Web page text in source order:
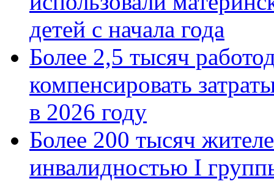
детей с начала года
Более 2,5 тысяч
компенсировать
в 2026 году
Более 200 тысяч
инвалидностью I